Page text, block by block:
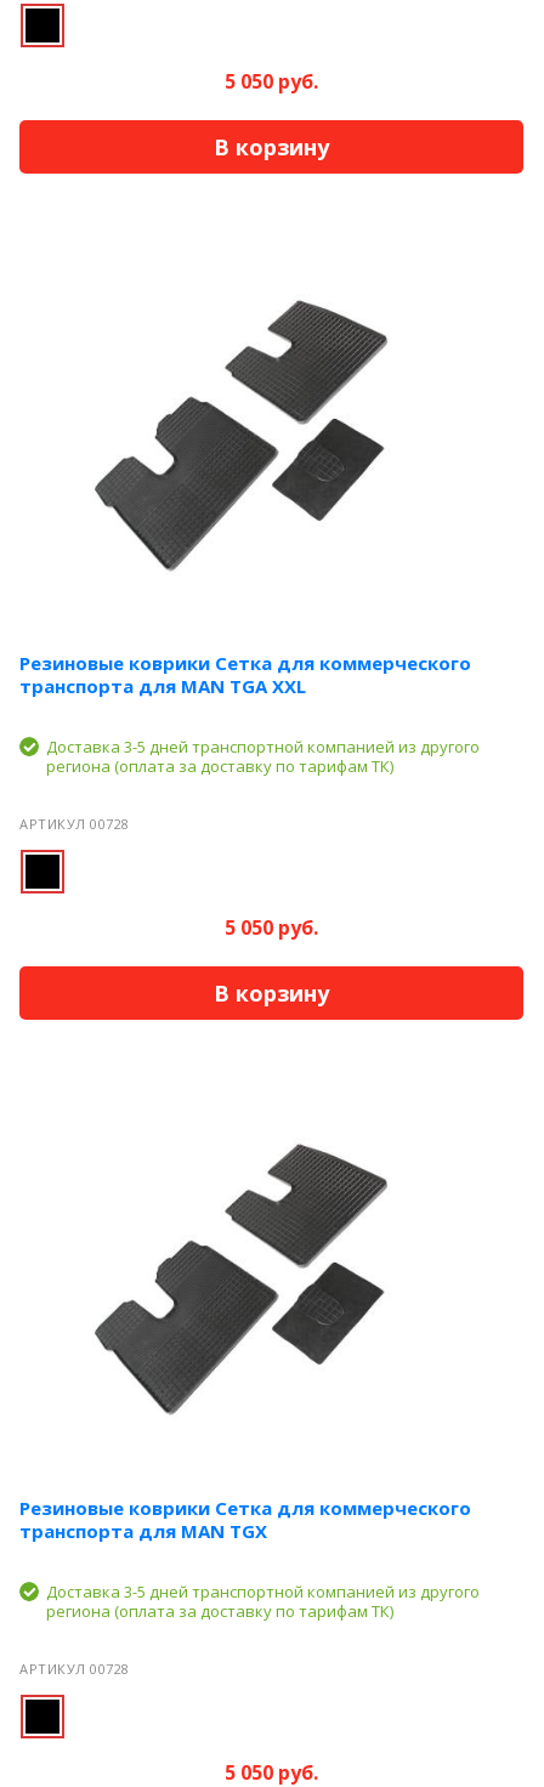
5 050 руб.
В корзину
Резиновые коврики Сетка для коммерческого
транспорта для MAN TGA XXL
Доставка 3-5 дней транспортной компанией из другого
региона (оплата за доставку по тарифам ТК)
АРТИКУЛ 00728
5 050 руб.
В корзину
Резиновые коврики Сетка для коммерческого
транспорта для MAN TGX
Доставка 3-5 дней транспортной компанией из другого
региона (оплата за доставку по тарифам ТК)
АРТИКУЛ 00728
5 050 руб.